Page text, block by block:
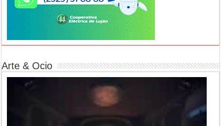
Arte & Ocio